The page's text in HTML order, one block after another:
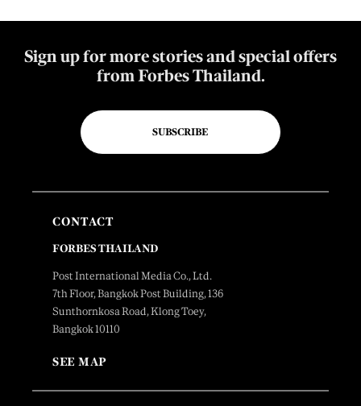
Sign up for more stories and special offers
from Forbes Thailand.
SUBSCRIBE
CONTACT
FORBES THAILAND
Post International Media Co., Ltd.
7th Floor, Bangkok Post Building, 136
Sunthornkosa Road, Klong Toey,
Bangkok 10110
SEE MAP